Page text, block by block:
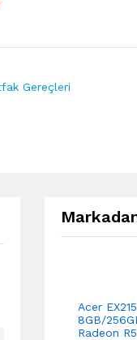
Gereçleri
Acer
8GB/
Radeon